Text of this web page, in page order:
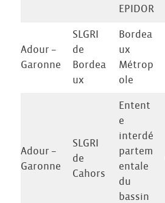
EPIDOR
Adour –
Garonne
SLGRI
de
Bordea
ux
Bordea
ux
Métrop
ole
Adour –
Garonne
SLGRI
de
Cahors
Entent
e
interdé
partem
entale
du
bassin